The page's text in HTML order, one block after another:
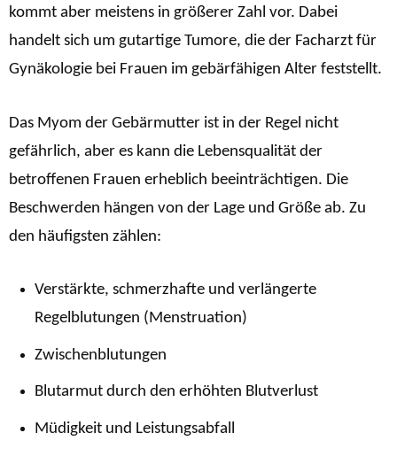
kommt aber meistens in größerer Zahl vor. Dabei
handelt sich um gutartige Tumore, die der Facharzt für
Gynäkologie bei Frauen im gebärfähigen Alter feststellt.
Das Myom der Gebärmutter ist in der Regel nicht
gefährlich, aber es kann die Lebensqualität der
betroffenen Frauen erheblich beeinträchtigen. Die
Beschwerden hängen von der Lage und Größe ab. Zu
den häufigsten zählen:
Verstärkte, schmerzhafte und verlängerte
Regelblutungen (Menstruation)
Zwischenblutungen
Blutarmut durch den erhöhten Blutverlust
Müdigkeit und Leistungsabfall